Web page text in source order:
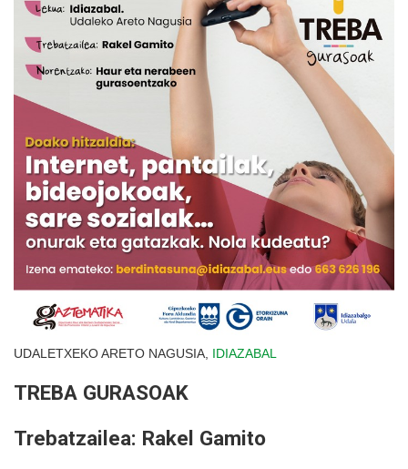
UDALETXEKO ARETO NAGUSIA, IDIAZABAL
TREBA GURASOAK
Trebatzailea: Rakel Gamito